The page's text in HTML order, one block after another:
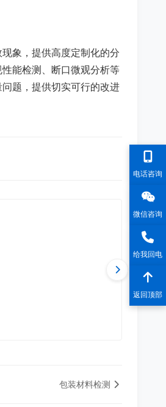
象，提供高度定制化的分
能检测、断口微观分析等
题，提供切实可行的改进
包装材料检测
电话咨询
微信咨询
给我回电
返回顶部